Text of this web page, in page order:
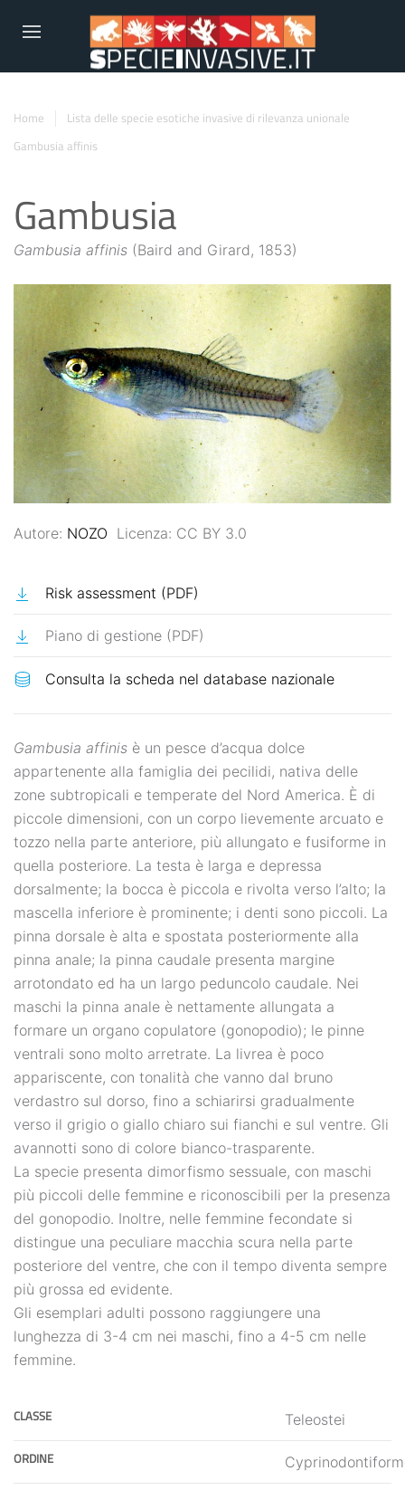
Home
Lista delle specie esotiche invasive di rilevanza unionale
Gambusia affinis
Gambusia
Gambusia affinis (Baird and Girard, 1853)
Autore: NOZO Licenza: CC BY 3.0
Risk assessment (PDF)
Piano di gestione (PDF)
Gambusia affinis è un pesce d’acqua dolce
appartenente alla famiglia dei pecilidi, nativa delle
zone subtropicali e temperate del Nord America. È di
piccole dimensioni, con un corpo lievemente arcuato e
tozzo nella parte anteriore, più allungato e fusiforme in
quella posteriore. La testa è larga e depressa
dorsalmente; la bocca è piccola e rivolta verso l’alto; la
mascella inferiore è prominente; i denti sono piccoli. La
pinna dorsale è alta e spostata posteriormente alla
pinna anale; la pinna caudale presenta margine
arrotondato ed ha un largo peduncolo caudale. Nei
maschi la pinna anale è nettamente allungata a
formare un organo copulatore (gonopodio); le pinne
ventrali sono molto arretrate. La livrea è poco
appariscente, con tonalità che vanno dal bruno
verdastro sul dorso, fino a schiarirsi gradualmente
verso il grigio o giallo chiaro sui fianchi e sul ventre. Gli
avannotti sono di colore bianco-trasparente.
La specie presenta dimorfismo sessuale, con maschi
più piccoli delle femmine e riconoscibili per la presenza
del gonopodio. Inoltre, nelle femmine fecondate si
distingue una peculiare macchia scura nella parte
posteriore del ventre, che con il tempo diventa sempre
più grossa ed evidente.
Gli esemplari adulti possono raggiungere una
lunghezza di 3-4 cm nei maschi, fino a 4-5 cm nelle
femmine.
CLASSE Teleostei
ORDINE